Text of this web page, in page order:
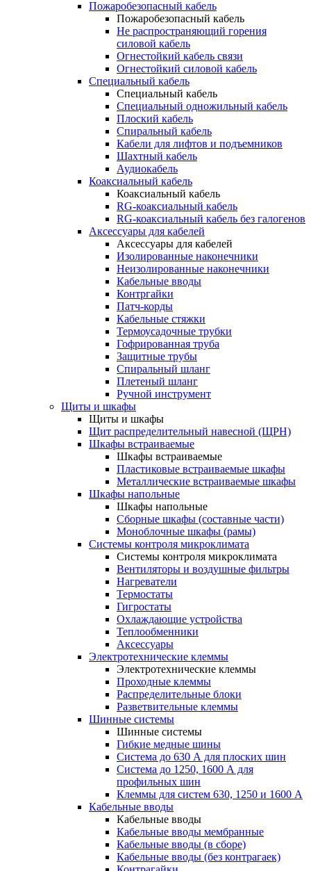
Пожаробезопасный кабель
Пожаробезопасный кабель
Не распространяющий горения
силовой кабель
Огнестойкий кабель связи
Огнестойкий силовой кабель
Специальный кабель
Специальный кабель
Специальный одножильный кабель
Плоский кабель
Спиральный кабель
Кабели для лифтов и подъемников
Шахтный кабель
Аудиокабель
Коаксиальный кабель
Коаксиальный кабель
RG-коаксиальный кабель
RG-коаксиальный кабель без галогенов
Аксессуары для кабелей
Аксессуары для кабелей
Изолированные наконечники
Неизолированные наконечники
Кабельные вводы
Контргайки
Патч-корды
Кабельные стяжки
Термоусадочные трубки
Гофрированная труба
Защитные трубы
Спиральный шланг
Плетеный шланг
Ручной инструмент
Щиты и шкафы
Щиты и шкафы
Щит распределительный навесной (ЩРН)
Шкафы встраиваемые
Шкафы встраиваемые
Пластиковые встраиваемые шкафы
Металлические встраиваемые шкафы
Шкафы напольные
Шкафы напольные
Сборные шкафы (составные части)
Моноблочные шкафы (рамы)
Системы контроля микроклимата
Системы контроля микроклимата
Вентиляторы и воздушные фильтры
Нагреватели
Термостаты
Гигростаты
Охлаждающие устройства
Теплообменники
Аксессуары
Электротехнические клеммы
Электротехнические клеммы
Проходные клеммы
Распределительные блоки
Разветвительные клеммы
Шинные системы
Шинные системы
Гибкие медные шины
Система до 630 А для плоских шин
Система до 1250, 1600 А для
профильных шин
Клеммы для систем 630, 1250 и 1600 А
Кабельные вводы
Кабельные вводы
Кабельные вводы мембранные
Кабельные вводы (в сборе)
Кабельные вводы (без контрагаек)